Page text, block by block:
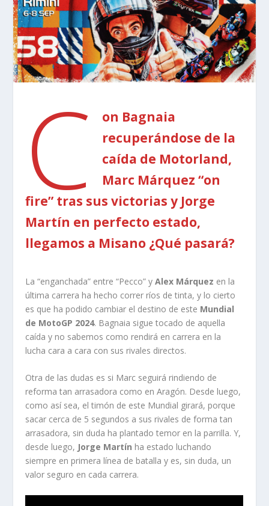
C
on Bagnaia
recuperándose de la
caída de Motorland,
Marc Márquez “on
fire” tras sus victorias y Jorge
Martín en perfecto estado,
llegamos a Misano ¿Qué pasará?
La “enganchada” entre “Pecco” yAlex Márquez en la
última carrera ha hecho correr ríos de tinta, y lo cierto
es que ha podido cambiar el destino de este Mundial
de MotoGP 2024. Bagnaia sigue tocado de aquella
caída y no sabemos como rendirá en carrera en la
lucha cara a cara con sus rivales directos.
Otra de las dudas es si Marc seguirá rindiendo de
reforma tan arrasadora como en Aragón. Desde luego,
como así sea, el timón de este Mundial girará, porque
sacar cerca de 5 segundos a sus rivales de forma tan
arrasadora, sin duda ha plantado temor en la parrilla. Y,
desde luego, Jorge Martín ha estado luchando
siempre en primera línea de batalla y es, sin duda, un
valor seguro en cada carrera.